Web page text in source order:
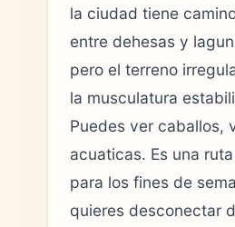
la ciudad tiene
entre dehesas y
pero el terreno
la musculatura
Puedes ver caballos,
acuaticas. Es una
para los fines de
quieres desconectar